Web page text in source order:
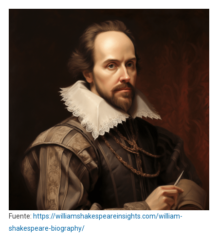
Fuente: https://williamshakespeareinsights.com/william-
shakespeare-biography/